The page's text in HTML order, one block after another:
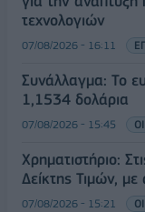
τεχνολογιών
07/08/2026 - 16:11
Συνάλλαγμα: Το
1,1534 δολάρια
07/08/2026 - 15:45
Χρηματιστήριο:
Δείκτης Τιμών,
07/08/2026 - 15:21